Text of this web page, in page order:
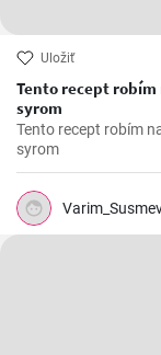
Uložiť
Tento recept robím
syrom
Tento recept robím
syrom